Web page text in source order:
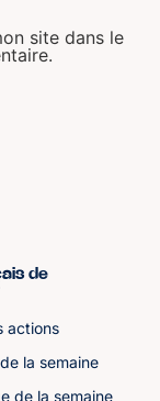
site dans le
de
actions
la semaine
de la semaine